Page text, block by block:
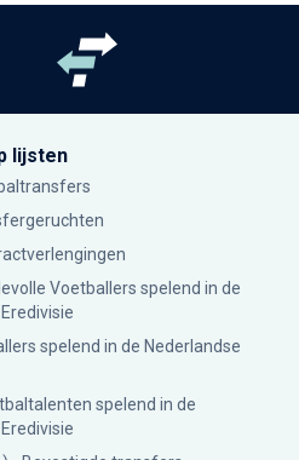
lijsten
Voetballers spelend in de
spelend in de Nederlandse
spelend in de